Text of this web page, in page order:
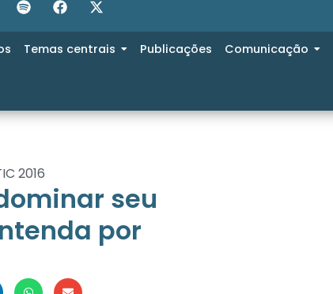
Temas centrais Publicações Comunicação
2016
seu
por